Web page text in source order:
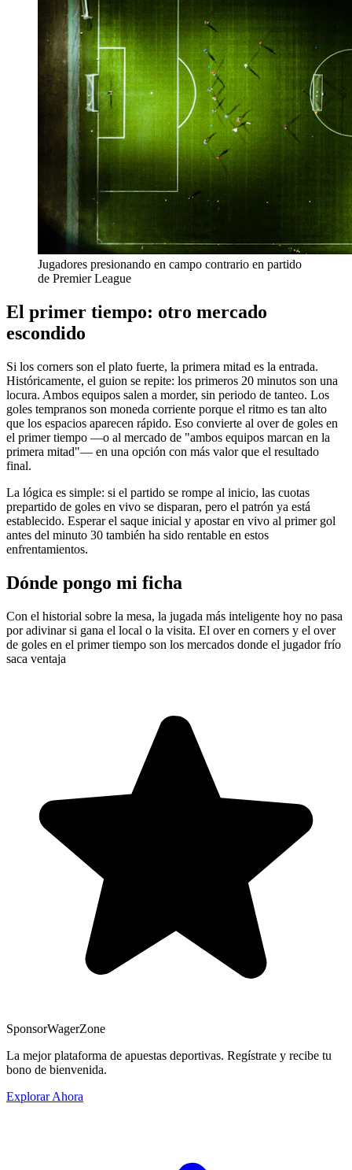
Jugadores presionando en campo contrario en partido
de Premier League
El primer tiempo: otro mercado
escondido
Si los corners son el plato fuerte, la primera mitad es la entrada.
Históricamente, el guion se repite: los primeros 20 minutos son una
locura. Ambos equipos salen a morder, sin periodo de tanteo. Los
goles tempranos son moneda corriente porque el ritmo es tan alto
que los espacios aparecen rápido. Eso convierte al over de goles en
el primer tiempo —o al mercado de "ambos equipos marcan en la
primera mitad"— en una opción con más valor que el resultado
final.
La lógica es simple: si el partido se rompe al inicio, las cuotas
prepartido de goles en vivo se disparan, pero el patrón ya está
establecido. Esperar el saque inicial y apostar en vivo al primer gol
antes del minuto 30 también ha sido rentable en estos
enfrentamientos.
Dónde pongo mi ficha
Con el historial sobre la mesa, la jugada más inteligente hoy no pasa
por adivinar si gana el local o la visita. El over en corners y el over
de goles en el primer tiempo son los mercados donde el jugador frío
saca ventaja
SponsorWagerZone
La mejor plataforma de apuestas deportivas. Regístrate y recibe tu
bono de bienvenida.
Explorar Ahora